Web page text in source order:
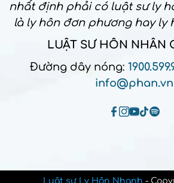
nhất định phải có luật sư ly
là ly hôn đơn phương hay ly
LUẬT SƯ HÔN NHÂN
Đường dây nóng:
info@phan.vn
Luật sư Ly Hôn Nhanh -